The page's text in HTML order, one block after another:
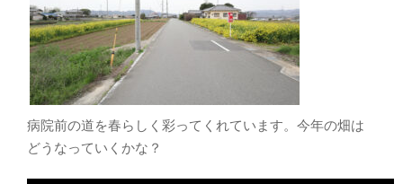
病院前の道を春らしく彩ってくれています。今年の畑は
どうなっていくかな？